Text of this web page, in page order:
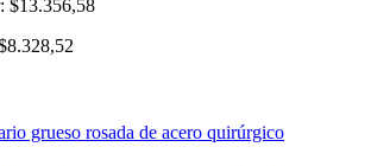
$13.356,58